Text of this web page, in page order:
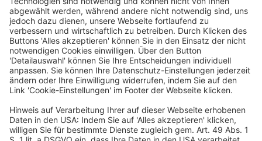
Bilanzrecht und Betriebswirtschaft
Lünendonk: Deutscher
Wirtschaftsprüfungsmarkt – Branche
erwartet nach schwachem 2021 ein
starkes Wachstum im Jahr 2022
Veröffentlicht am2. September 2022von bg